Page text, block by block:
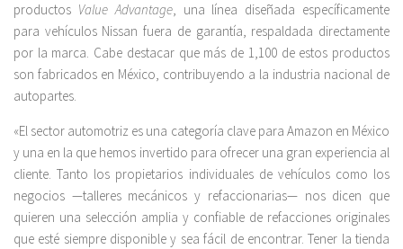
productos Value Advantage, una línea diseñada específicamente
para vehículos Nissan fuera de garantía, respaldada directamente
por la marca. Cabe destacar que más de 1,100 de estos productos
son fabricados en México, contribuyendo a la industria nacional de
autopartes.
«El sector automotriz es una categoría clave para Amazon en México
y una en la que hemos invertido para ofrecer una gran experiencia al
cliente. Tanto los propietarios individuales de vehículos como los
negocios —talleres mecánicos y refaccionarias— nos dicen que
quieren una selección amplia y confiable de refacciones originales
que esté siempre disponible y sea fácil de encontrar. Tener la tienda